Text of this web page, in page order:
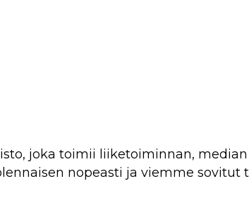
joka toimii liiketoiminnan,
nopeasti ja viemme sovitut